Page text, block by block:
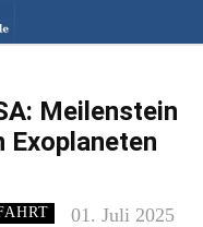
Meilenstein
Exoplaneten
01. Juli 2025